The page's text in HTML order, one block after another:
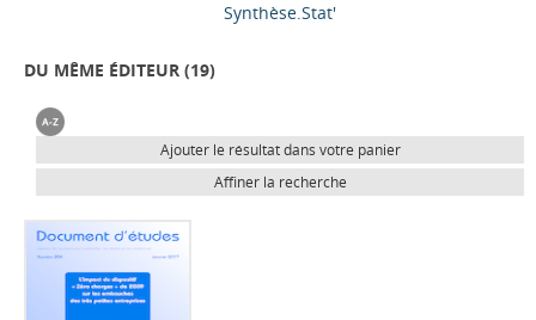
Synthèse.Stat'
DU MÊME ÉDITEUR (19)
Ajouter le résultat dans votre panier
Affiner la recherche